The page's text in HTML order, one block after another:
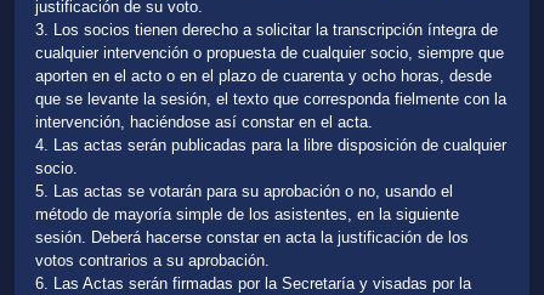
justificación de su voto.
3. Los socios tienen derecho a solicitar la transcripción íntegra de
cualquier intervención o propuesta de cualquier socio, siempre que
aporten en el acto o en el plazo de cuarenta y ocho horas, desde
que se levante la sesión, el texto que corresponda fielmente con la
intervención, haciéndose así constar en el acta.
4. Las actas serán publicadas para la libre disposición de cualquier
socio.
5. Las actas se votarán para su aprobación o no, usando el
método de mayoría simple de los asistentes, en la siguiente
sesión. Deberá hacerse constar en acta la justificación de los
votos contrarios a su aprobación.
6. Las Actas serán firmadas por la Secretaría y visadas por la